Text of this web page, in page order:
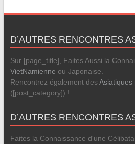
D’AUTRES RENCONTRES
Sur [page_title], Faites Aussi la
VietNamienne ou Japonaise.
Rencontrez également desAsiatiques
([post_category]) !
D’AUTRES RENCONTRES
Faites la Connaissance d'une